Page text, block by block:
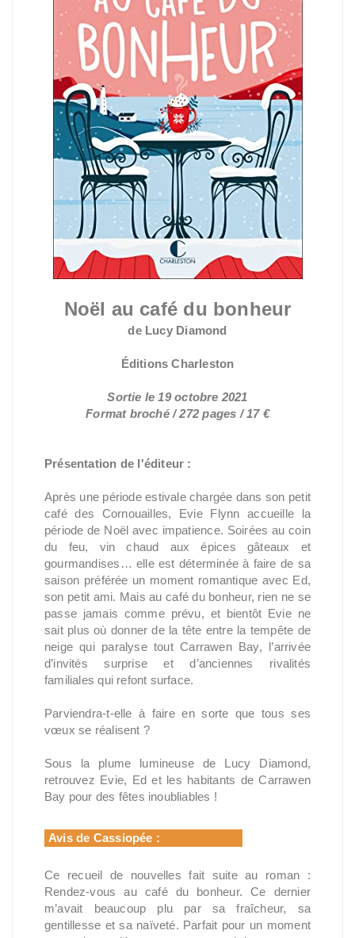
Noël au café du bonheur
de Lucy Diamond
Éditions Charleston
Sortie le 19 octobre 2021
Format broché / 272 pages / 17 €
Présentation de l'éditeur :
Après une période estivale chargée dans son petit
café des Cornouailles, Evie Flynn accueille la
période de Noël avec impatience. Soirées au coin
du feu, vin chaud aux épices gâteaux et
gourmandises… elle est déterminée à faire de sa
saison préférée un moment romantique avec Ed,
son petit ami. Mais au café du bonheur, rien ne se
passe jamais comme prévu, et bientôt Evie ne
sait plus où donner de la tête entre la tempête de
neige qui paralyse tout Carrawen Bay, l’arrivée
d’invités surprise et d’anciennes rivalités
familiales qui refont surface.
Parviendra-t-elle à faire en sorte que tous ses
vœux se réalisent ?
Sous la plume lumineuse de Lucy Diamond,
retrouvez Evie, Ed et les habitants de Carrawen
Bay pour des fêtes inoubliables !
Avis de Cassiopée :
Ce recueil de nouvelles fait suite au roman :
Rendez-vous au café du bonheur. Ce dernier
m’avait beaucoup plu par sa fraîcheur, sa
gentillesse et sa naïveté. Parfait pour un moment